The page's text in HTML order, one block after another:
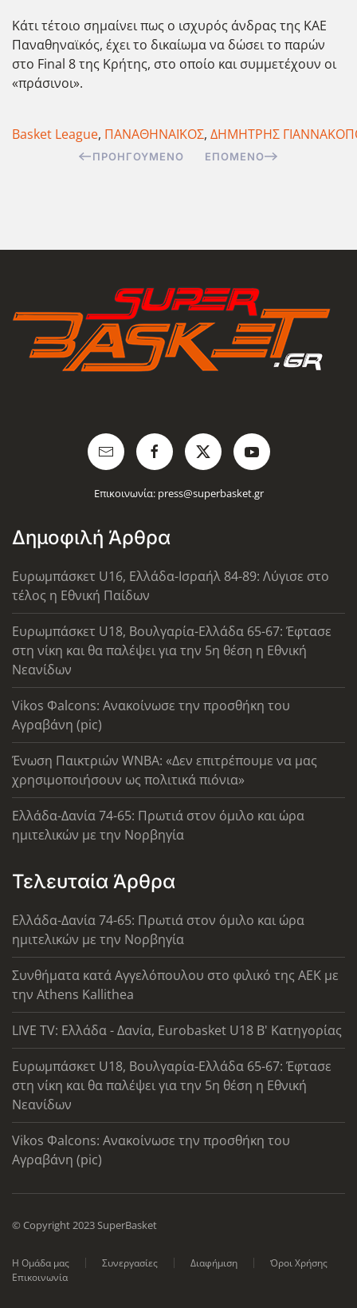
Κάτι τέτοιο σημαίνει πως ο ισχυρός άνδρας της ΚΑΕ
Παναθηναϊκός, έχει το δικαίωμα να δώσει το παρών
στο Final 8 της Κρήτης, στο οποίο και συμμετέχουν οι
«πράσινοι».
Basket League, ΠΑΝΑΘΗΝΑΪΚΟΣ, ΔΗΜΗΤΡΗΣ
ΠΡΟΗΓΟΎΜΕΝΟ ΕΠΌΜΕΝΟ
Επικοινωνία: press@superbasket.gr
Δημοφιλή Άρθρα
Ευρωμπάσκετ U16, Ελλάδα-Ισραήλ 84-89: Λύγισε στο
τέλος η Εθνική Παίδων
Ευρωμπάσκετ U18, Βουλγαρία-Ελλάδα 65-67: Έφτασε
στη νίκη και θα παλέψει για την 5η θέση η Εθνική
Νεανίδων
Vikos Φalcons: Ανακοίνωσε την προσθήκη του
Αγραβάνη (pic)
Ένωση Παικτριών WNBA: «Δεν επιτρέπουμε να μας
χρησιμοποιήσουν ως πολιτικά πιόνια»
Ελλάδα-Δανία 74-65: Πρωτιά στον όμιλο και ώρα
ημιτελικών με την Νορβηγία
Τελευταία Άρθρα
Ελλάδα-Δανία 74-65: Πρωτιά στον όμιλο και ώρα
ημιτελικών με την Νορβηγία
Συνθήματα κατά Αγγελόπουλου στο φιλικό της ΑΕΚ με
την Athens Kallithea
LIVE TV: Ελλάδα - Δανία, Eurobasket U18 Β' Κατηγορίας
Ευρωμπάσκετ U18, Βουλγαρία-Ελλάδα 65-67: Έφτασε
στη νίκη και θα παλέψει για την 5η θέση η Εθνική
Νεανίδων
Vikos Φalcons: Ανακοίνωσε την προσθήκη του
Αγραβάνη (pic)
© Copyright 2023 SuperBasket
Η Ομάδα μας Συνεργασίες Διαφήμιση
Όροι Χρήσης
Επικοινωνία